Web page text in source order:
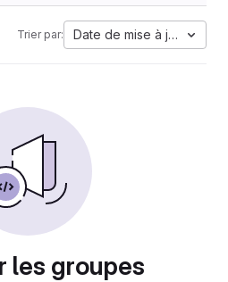
Trier par: Date de mise à jour
les groupes